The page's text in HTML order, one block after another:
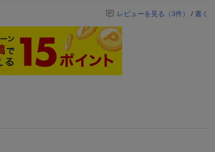
レビューを見る（3件） / 書く